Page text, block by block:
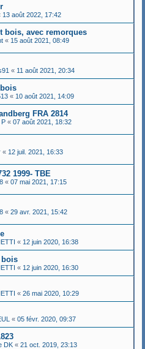
13 août 2022, 17:42
bois, avec remorques
« 15 août 2021, 08:49
« 11 août 2021, 20:34
« 10 août 2021, 14:09
FRA 2814
P « 07 août 2021, 18:32
« 12 juil. 2021, 16:33
1999- TBE
« 07 mai 2021, 17:15
« 29 avr. 2021, 15:42
« 12 juin 2020, 16:38
bois
« 12 juin 2020, 16:30
« 26 mai 2020, 10:29
« 05 févr. 2020, 09:37
DK « 21 oct. 2019, 23:13